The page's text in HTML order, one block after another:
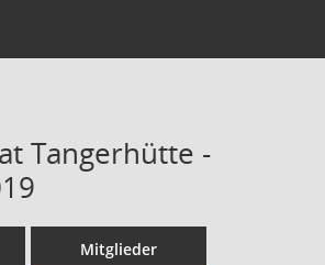
Tangerhütte -
Mitglieder